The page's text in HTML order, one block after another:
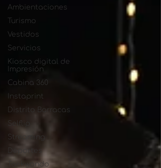
Ambientaciones
Turismo
Vestidos
Servicios
Kiosco digital de
Impresión
Cabina 360
Instaprint
Distrito Barracas
Selflip
Streaming
Taekwondo